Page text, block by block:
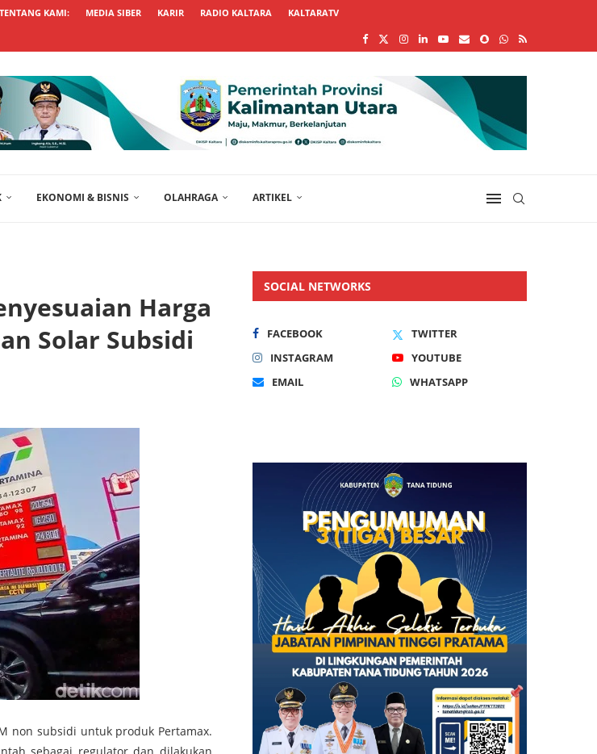
USUL...
TENTANG KAMI: MEDIA SIBER KARIR RADIO KALTARA KALTARATV
EKONOMI & BISNIS OLAHRAGA ARTIKEL
Harga
Solar Subsidi
non subsidi untuk produk Pertamax.
SOCIAL NETWORKS
FACEBOOK
TWITTER
INSTAGRAM
YOUTUBE
EMAIL
WHATSAPP